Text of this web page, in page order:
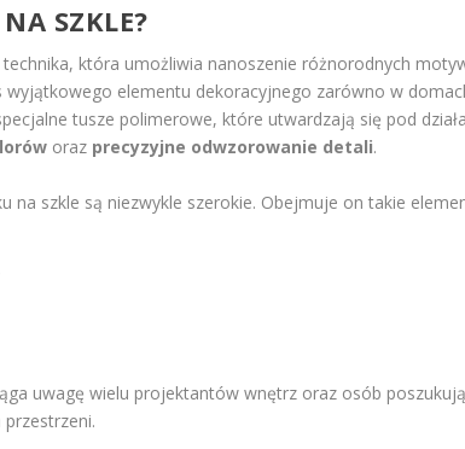
SZKLE?
która umożliwia nanoszenie różnorodnych
wyjątkowego elementu dekoracyjnego zarówno w
tusze polimerowe, które utwardzają się pod
oraz precyzyjne odwzorowanie detali.
na szkle są niezwykle szerokie. Obejmuje on takie
uwagę wielu projektantów wnętrz oraz osób